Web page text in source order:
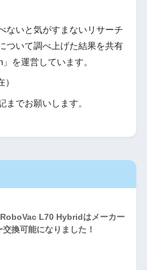
ないと気がすまないリサーチ
ついて調べ上げた結果を共有
を運営しています。
までお願いします。
L70 Hybridはメーカー
換可能になりました！